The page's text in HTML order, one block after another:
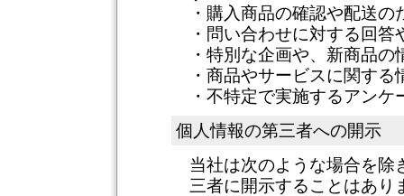
・購入商品の確認や配送の
・問い合わせに対する回
・特別な企画や、新商品
・商品やサービスに関す
・不特定で実施するアン
個人情報の第三者への開示
当社は次のような場合を除
三者に開示することはあり